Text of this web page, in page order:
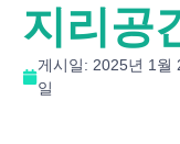
지리공
게시일: 2025년 1월
일